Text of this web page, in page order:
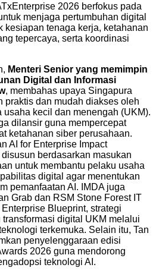
2026 berfokus pada
menjaga pertumbuhan digital
kesiapan tenaga kerja, ketahanan
tepercaya, serta koordinasi
Menteri Senior yang memimpin
Digital dan Informasi
, membahas upaya Singapura
praktis dan mudah diakses oleh
usaha kecil dan menengah (UKM).
dilansir guna mempercepat
ketahanan siber perusahaan.
AI for Enterprise Impact
berdasarkan masukan
untuk membantu pelaku usaha
digital agar menentukan
pemanfaatan AI. IMDA juga
Grab dan RSM Stone Forest IT
Blueprint, strategi
digital UKM melalui
terkemuka. Selain itu, Tan
penyelenggaraan edisi
2026 guna mendorong
teknologi AI.